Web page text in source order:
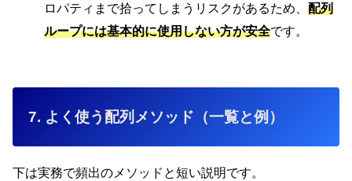
ロパティまで拾ってしまうリスクがあるため、 配列
ループには基本的に使用しない方が安全です。
7. よく使う配列メソッド（一覧と例）
下は実務で頻出のメソッドと短い説明です。